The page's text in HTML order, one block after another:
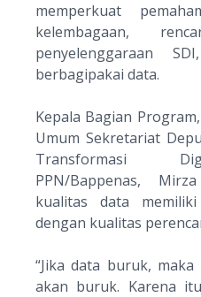
memperkuat
kelembagaan,
penyelenggaraan
berbagipakai data.
Kepala Bagian
Umum Sekretariat
Transformasi
PPN/Bappenas,
kualitas data
dengan kualitas
“Jika data buruk,
akan buruk. Karena